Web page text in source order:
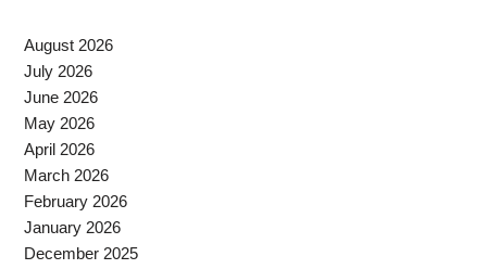
August 2026
July 2026
June 2026
May 2026
April 2026
March 2026
February 2026
January 2026
December 2025